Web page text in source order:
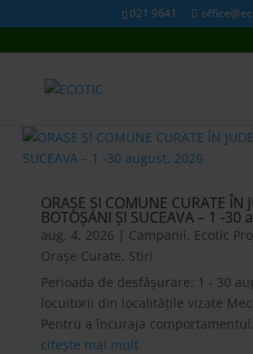
021 9641
ORAȘE ȘI COMUNE CURATE ÎN
BOTOȘANI ȘI SUCEAVA – 1 -30
aug. 4, 2026 | Campanii, Ecotic
Orașe Curate, Stiri
Perioada de desfășurare: 1 - 30
locuitorii din localitățile vizate
Pentru a încuraja
citește mai mult